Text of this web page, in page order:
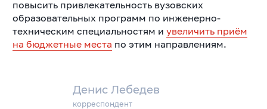
Денис Лебедев
корреспондент
повысить привлекательность вузовских
образовательных программ по инженерно-
техническим специальностям и увеличить приём
на бюджетные места по этим направлениям.